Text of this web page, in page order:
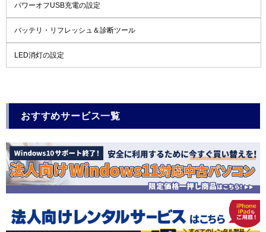
パワーオフUSB充電の設定
バッテリ・リフレッシュ＆診断ツール
LED消灯の設定
おすすめサービス一覧